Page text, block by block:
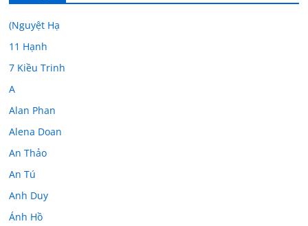
(Nguyệt Hạ
11 Hạnh
7 Kiều Trinh
A
Alan Phan
Alena Doan
An Thảo
An Tú
Anh Duy
Ánh Hồ